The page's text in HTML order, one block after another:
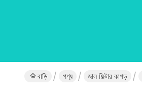
বাড়ি পণ্য জাল ফিল্টার কাপড়